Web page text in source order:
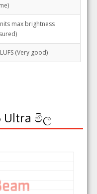
max brightness
(Very good)
Ultra මිල